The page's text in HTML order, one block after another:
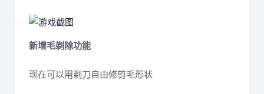
新增毛剃除功能
现在可以用剃刀自由修剪毛形状